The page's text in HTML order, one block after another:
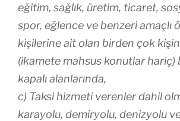
eğitim, sağlık, üretim, ticaret,
spor, eğlence ve benzeri amaçlı
kişilerine ait olan birden çok
(ikamete mahsus konutlar hariç)
kapalı alanlarında,
c) Taksi hizmeti verenler dahil
karayolu, demiryolu, denizyolu